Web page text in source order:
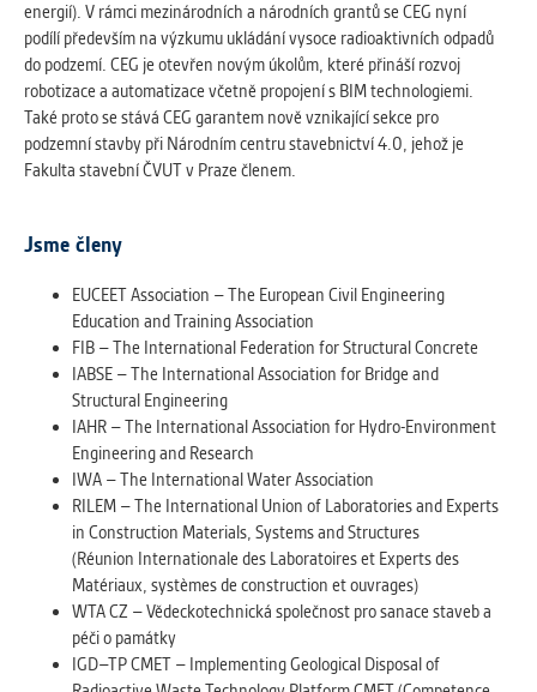
energií). V rámci mezinárodních a národních grantů se CEG nyní
podílí především na výzkumu ukládání vysoce radioaktivních odpadů
do podzemí. CEG je otevřen novým úkolům, které přináší rozvoj
robotizace a automatizace včetně propojení s BIM technologiemi.
Také proto se stává CEG garantem nově vznikající sekce pro
podzemní stavby při Národním centru stavebnictví 4.0, jehož je
Fakulta stavební ČVUT v Praze členem.
Jsme členy
EUCEET Association – The European Civil Engineering
Education and Training Association
FIB – The International Federation for Structural Concrete
IABSE – The International Association for Bridge and
Structural Engineering
IAHR – The International Association for Hydro-Environment
Engineering and Research
IWA – The International Water Association
RILEM – The International Union of Laboratories and Experts
in Construction Materials, Systems and Structures
(Réunion Internationale des Laboratoires et Experts des
Matériaux, systèmes de construction et ouvrages)
WTA CZ – Vědeckotechnická společnost pro sanace staveb a
péči o památky
IGD–TP CMET – Implementing Geological Disposal of